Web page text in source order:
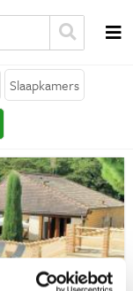
Slaapkamers